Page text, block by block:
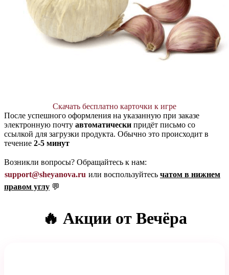
Скачать бесплатно карточки к игре
После успешного оформления на указанную при заказе
электронную почту автоматически придёт письмо со
ссылкой для загрузки продукта. Обычно это происходит в
течение 2-5 минут
Возникли вопросы? Обращайтесь к нам:
support@sheyanova.ru или воспользуйтесь чатом в нижнем
правом углу 💬
🔥 Акции от Вечёра